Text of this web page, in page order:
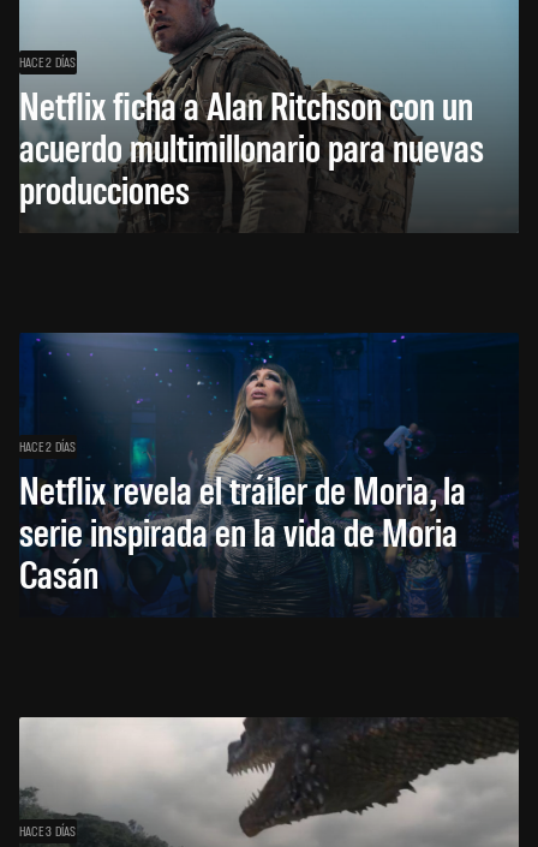
HACE 2 DÍAS
Netflix ficha a Alan Ritchson con un
acuerdo multimillonario para nuevas
producciones
HACE 2 DÍAS
Netflix revela el tráiler de Moria, la
serie inspirada en la vida de Moria
Casán
HACE 3 DÍAS